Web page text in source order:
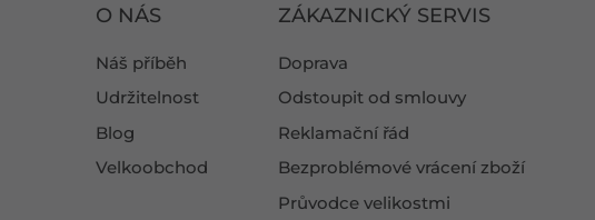
O NÁS
Náš příběh
Udržitelnost
Blog
Velkoobchod
ZÁKAZNICKÝ SERVIS
Doprava
Odstoupit od smlouvy
Reklamační řád
Bezproblémové vrácení zboží
Průvodce velikostmi